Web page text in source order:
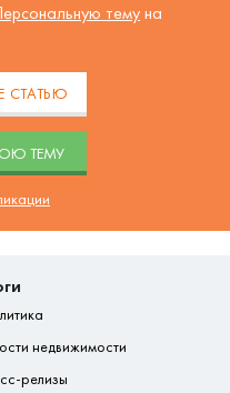
тему на
СТАТЬЮ
ТЕМУ
недвижимости
релизы